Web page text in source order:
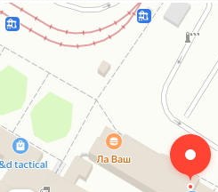
КёнигКлимат
Кондиционеры в Калининграде
Установка кондиционеров в Калининграде